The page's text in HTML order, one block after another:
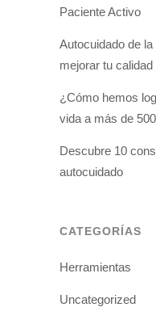
Paciente Activo
Autocuidado de
mejorar tu calidad
¿Cómo hemos
vida a más de
Descubre 10
autocuidado
CATEGORÍAS
Herramientas
Uncategorized